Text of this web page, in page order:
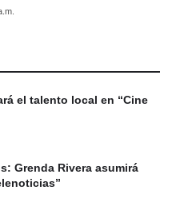
el talento local en “Cine
Grenda Rivera asumirá